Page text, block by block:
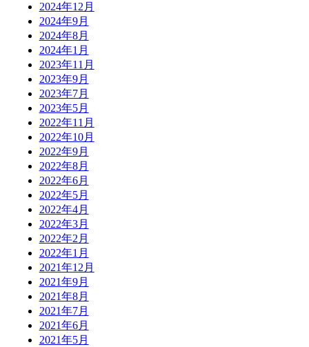
2024年12月
2024年9月
2024年8月
2024年1月
2023年11月
2023年9月
2023年7月
2023年5月
2022年11月
2022年10月
2022年9月
2022年8月
2022年6月
2022年5月
2022年4月
2022年3月
2022年2月
2022年1月
2021年12月
2021年9月
2021年8月
2021年7月
2021年6月
2021年5月